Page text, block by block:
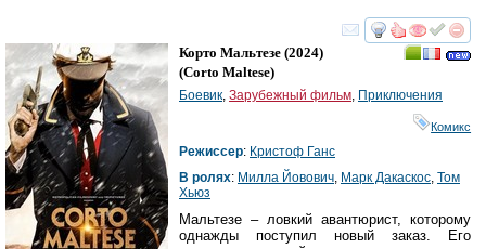
смотреть
Корто Мальтезе (2024)
(Corto Maltese)
Боевик, Зарубежный фильм, Приключения
Комикс
Режиссер: Кристоф Ганс
В ролях: Милла Йовович, Марк Дакаскос, Том
Хьюз
Мальтезе – ловкий авантюрист, которому
однажды поступил новый заказ. Его